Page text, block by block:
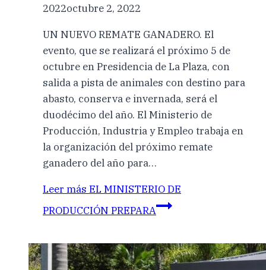
2022octubre 2, 2022
UN NUEVO REMATE GANADERO. El
evento, que se realizará el próximo 5 de
octubre en Presidencia de La Plaza, con
salida a pista de animales con destino para
abasto, conserva e invernada, será el
duodécimo del año. El Ministerio de
Producción, Industria y Empleo trabaja en
la organización del próximo remate
ganadero del año para…
Leer más EL MINISTERIO DE
PRODUCCIÓN PREPARA